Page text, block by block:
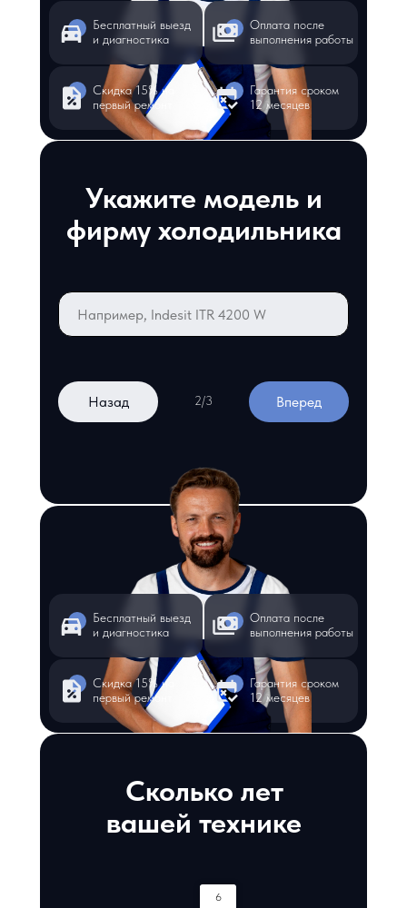
Бесплатный выезд
и диагностика
Скидка 15% на
первый ремонт
Гарантия сроком
12 месяцев
Оплата после
выполнения работы
Укажите модель и
фирму холодильника
Бесплатный выезд
и диагностика
Скидка 15% на
первый ремонт
Гарантия сроком
12 месяцев
Оплата после
выполнения работы
Вперед
Назад 2/3
Сколько лет
вашей технике
6